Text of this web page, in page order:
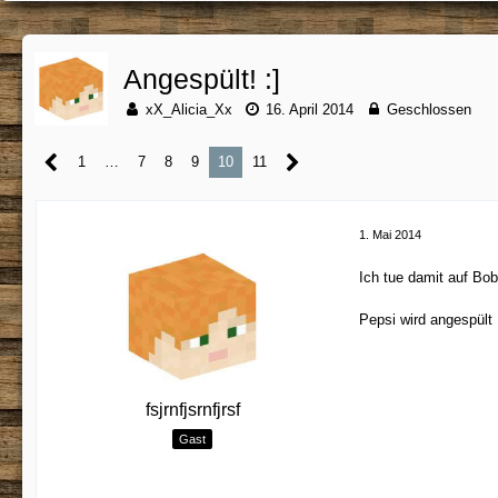
Angespült! :]
xX_Alicia_Xx 16. April 2014 Geschlossen
1 … 7 8 9 10 11
fsjrnfjsrnfjrsf
Gast
1. Mai 2014
Ich tue damit auf
Pepsi wird angespült